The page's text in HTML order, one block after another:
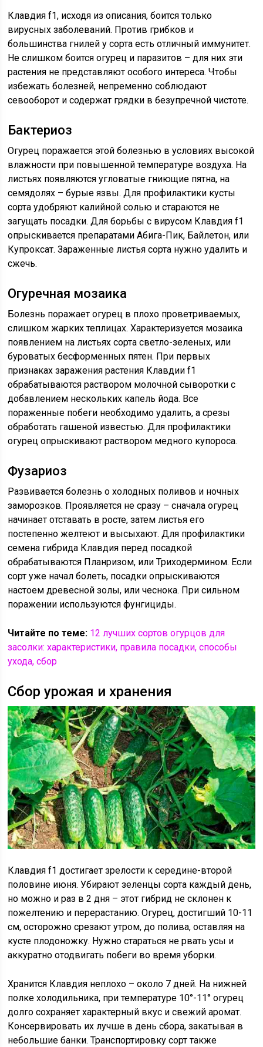
Клавдия f1, исходя из описания, боится только
вирусных заболеваний. Против грибков и
большинства гнилей у сорта есть отличный иммунитет.
Не слишком боится огурец и паразитов – для них эти
растения не представляют особого интереса. Чтобы
избежать болезней, непременно соблюдают
севооборот и содержат грядки в безупречной чистоте.
Бактериоз
Огурец поражается этой болезнью в условиях высокой
влажности при повышенной температуре воздуха. На
листьях появляются угловатые гниющие пятна, на
семядолях – бурые язвы. Для профилактики кусты
сорта удобряют калийной солью и стараются не
загущать посадки. Для борьбы с вирусом Клавдия f1
опрыскивается препаратами Абига-Пик, Байлетон, или
Купроксат. Зараженные листья сорта нужно удалить и
сжечь.
Огуречная мозаика
Болезнь поражает огурец в плохо проветриваемых,
слишком жарких теплицах. Характеризуется мозаика
появлением на листьях сорта светло-зеленых, или
буроватых бесформенных пятен. При первых
признаках заражения растения Клавдии f1
обрабатываются раствором молочной сыворотки с
добавлением нескольких капель йода. Все
пораженные побеги необходимо удалить, а срезы
обработать гашеной известью. Для профилактики
огурец опрыскивают раствором медного купороса.
Фузариоз
Развивается болезнь о холодных поливов и ночных
заморозков. Проявляется не сразу – сначала огурец
начинает отставать в росте, затем листья его
постепенно желтеют и высыхают. Для профилактики
семена гибрида Клавдия перед посадкой
обрабатываются Планризом, или Триходермином. Если
сорт уже начал болеть, посадки опрыскиваются
настоем древесной золы, или чеснока. При сильном
поражении используются фунгициды.
Читайте по теме: 12 лучших сортов огурцов для
засолки: характеристики, правила посадки, способы
ухода, сбор
Сбор урожая и хранения
Клавдия f1 достигает зрелости к середине-второй
половине июня. Убирают зеленцы сорта каждый день,
но можно и раз в 2 дня – этот гибрид не склонен к
пожелтению и перерастанию. Огурец, достигший 10-11
см, осторожно срезают утром, до полива, оставляя на
кусте плодоножку. Нужно стараться не рвать усы и
аккуратно отодвигать побеги во время уборки.
Хранится Клавдия неплохо – около 7 дней. На нижней
полке холодильника, при температуре 10°-11° огурец
долго сохраняет характерный вкус и свежий аромат.
Консервировать их лучше в день сбора, закатывая в
небольшие банки. Транспортировку сорт также